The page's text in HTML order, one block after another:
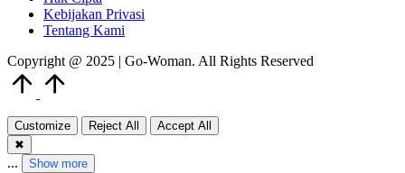
Kebijakan Privasi
Tentang Kami
Copyright @ 2025 | Go-Woman. All Rights Reserved
Customize Reject All
Accept All
✖
... Show more